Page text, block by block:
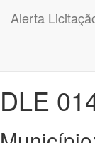
Alerta
DLE